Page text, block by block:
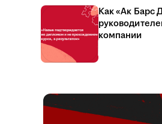
Как «Ак Барс
компании